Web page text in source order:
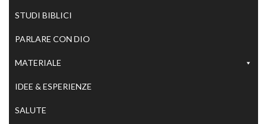
STUDI BIBLICI
PARLARE CON DIO
MATERIALE
IDEE & ESPERIENZE
SALUTE